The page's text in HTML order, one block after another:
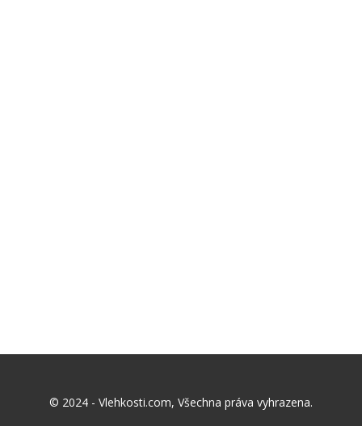
© 2024 - Vlehkosti.com, Všechna práva vyhrazena.